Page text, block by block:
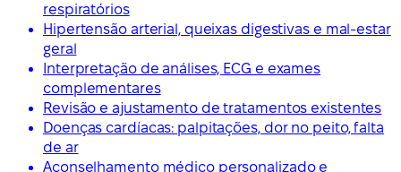
respiratórios
Hipertensão arterial, queixas digestivas e mal-estar
geral
Interpretação de análises, ECG e exames
complementares
Revisão e ajustamento de tratamentos existentes
Doenças cardíacas: palpitações, dor no peito, falta
de ar
Aconselhamento médico personalizado e